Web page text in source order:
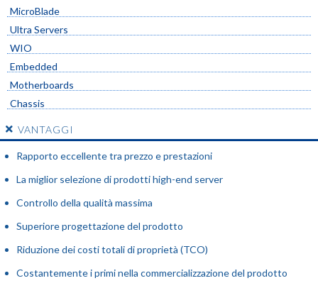
MicroBlade
Ultra Servers
WIO
Embedded
Motherboards
Chassis
VANTAGGI
Rapporto eccellente tra prezzo e prestazioni
La miglior selezione di prodotti high-end server
Controllo della qualità massima
Superiore progettazione del prodotto
Riduzione dei costi totali di proprietà (TCO)
Costantemente i primi nella commercializzazione del prodotto